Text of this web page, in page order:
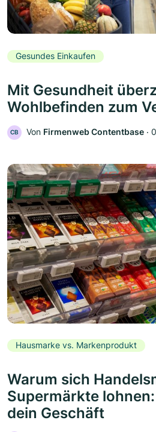
Gesundes Einkaufen
Mit Gesundheit
Wohlbefinden zum
CB Von Firmenweb Contentbase ‧
Hausmarke vs. Markenprodukt
Warum sich
Supermärkte
dein Geschäft